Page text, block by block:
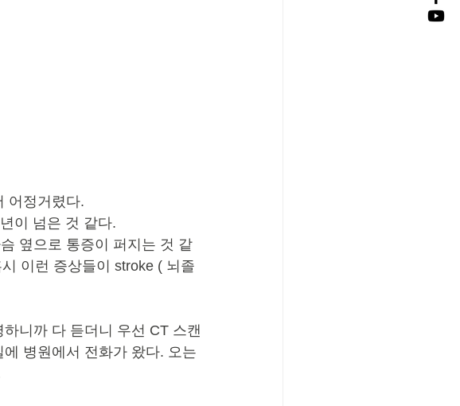
어정거렸다.
이 넘은 것 같다.
옆으로 통증이 퍼지는 것 같
이런 증상들이 stroke ( 뇌졸
니까 다 듣더니 우선 CT 스캔
병원에서 전화가 왔다. 오는